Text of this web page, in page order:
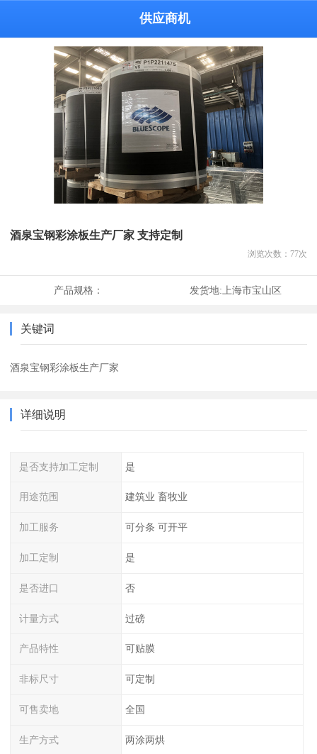
供应商机
酒泉宝钢彩涂板生产厂家 支持定制
浏览次数： 77次
产品规格： 发货地:上海市宝山区
关键词
酒泉宝钢彩涂板生产厂家
详细说明
是否支持加工定制 是
用途范围 建筑业 畜牧业
加工服务 可分条 可开平
加工定制 是
是否进口 否
计量方式 过磅
产品特性 可贴膜
非标尺寸 可定制
可售卖地 全国
生产方式 两涂两烘